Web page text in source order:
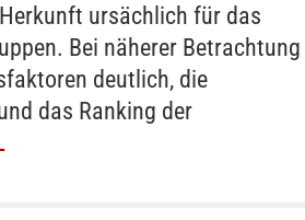
ursächlich für das
Bei näherer Betrachtung
deutlich, die
das Ranking der